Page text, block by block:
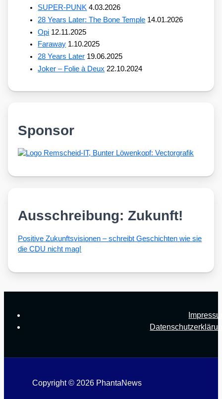
SUPER-PUNK 4.03.2026
28 Years Later: The Bone Temple 14.01.2026
Opi 12.11.2025
Faraway 1.10.2025
28 Years Later 19.06.2025
Joker – Folie à Deux 22.10.2024
Sponsor
Ausschreibung: Zukunft!
Posi­ti­ve Zukunfts­vi­sio­nen – schreibt Geschich­ten wie sie
die CDU nicht mag!
Copyright © 2026 PhantaNews